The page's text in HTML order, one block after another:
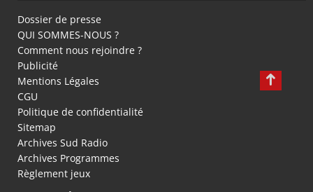
Dossier de presse
QUI SOMMES-NOUS ?
Comment nous rejoindre ?
Publicité
Mentions Légales
CGU
Politique de confidentialité
Sitemap
Archives Sud Radio
Archives Programmes
Règlement jeux